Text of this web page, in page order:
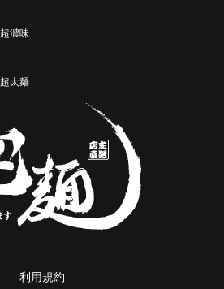
超濃味
超太麺
利用規約